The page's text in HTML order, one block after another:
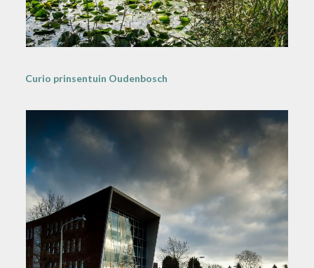
Curio prinsentuin Oudenbosch